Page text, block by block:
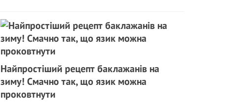
Найпростіший рецепт баклажанів на
зиму! Смачно так, що язик можна
проковтнути